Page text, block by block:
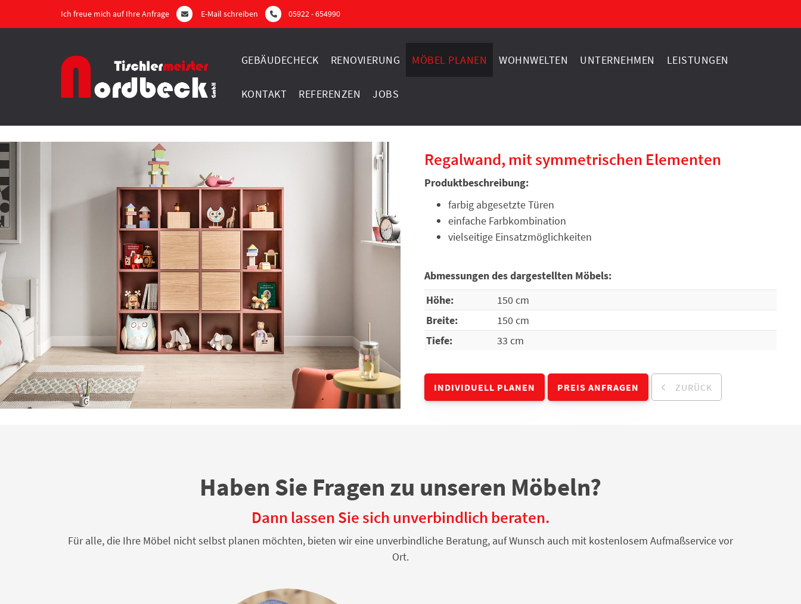
Ich freue mich auf Ihre Anfrage E-Mail schreiben 05922 - 654990
GEBÄUDECHECK RENOVIERUNG MÖBEL PLANEN WOHNWELTEN UNTERNEHMEN LEISTUNGEN
KONTAKT REFERENZEN JOBS
Regalwand, mit symmetrischen Elementen
Produktbeschreibung:
farbig abgesetzte Türen
einfache Farbkombination
vielseitige Einsatzmöglichkeiten
Abmessungen des dargestellten Möbels:
Höhe:
150 cm
Breite:
150 cm
Tiefe:
33 cm
INDIVIDUELL PLANEN PREIS ANFRAGEN ZURÜCK
Haben Sie Fragen zu unseren Möbeln?
Dann lassen Sie sich unverbindlich beraten.
Für alle, die Ihre Möbel nicht selbst planen möchten, bieten wir eine unverbindliche Beratung, auf Wunsch auch mit kostenlosem Aufmaßservice vor
Ort.